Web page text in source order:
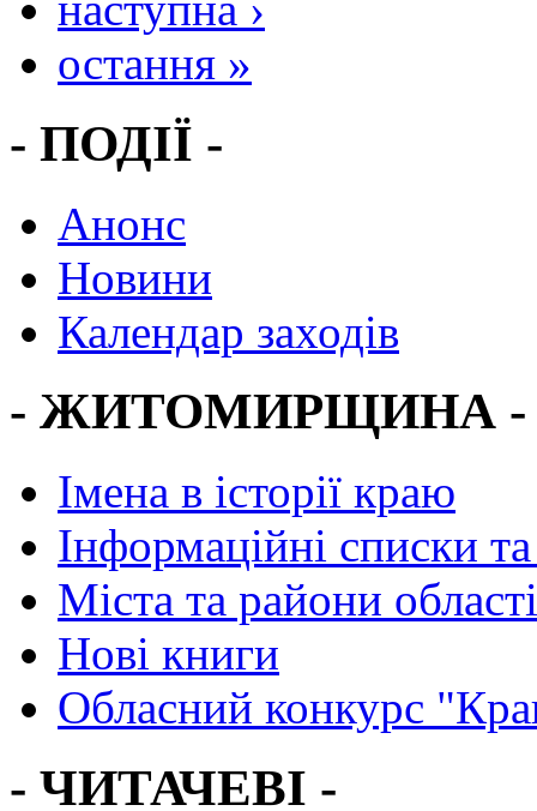
остання »
- ПОДІЇ -
Анонс
Новини
Календар заходів
- ЖИТОМИРЩИНА -
Імена в історії краю
Інформаційні списки
Міста та райони області
Нові книги
Обласний конкурс
- ЧИТАЧЕВІ -